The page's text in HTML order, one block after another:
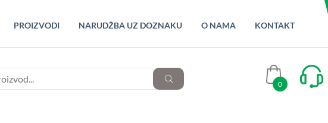
PROIZVODI NARUDŽBA UZ DOZNAKU O NAMA KONTAKT
0